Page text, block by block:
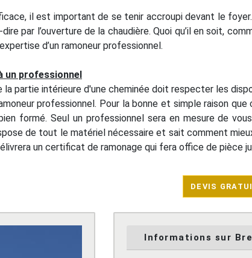
il est important de se tenir accroupi devant le
par l’ouverture de la chaudière. Quoi qu’il en soit,
d’un ramoneur professionnel.
un professionnel
la partie intérieure d'une cheminée doit respecter les
professionnel. Pour la bonne et simple raison
formé. Seul un professionnel sera en mesure de
de tout le matériel nécessaire et sait comment
un certificat de ramonage qui fera office de pièce
DEVIS
Informations sur